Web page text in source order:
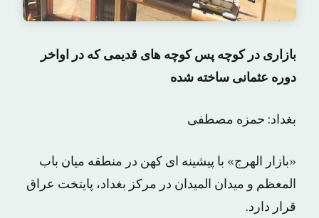
بازاری در کوچه پس کوچه های قدیمی که در اواخر
دوره عثمانی ساخته شده
بغداد: حمزه مصطفی
«بازار الهرج» با پیشینه ای کهن در منطقه میان باب
المعظم و میدان المیدان در مرکز بغداد، پایتخت عراق
قرار دارد.